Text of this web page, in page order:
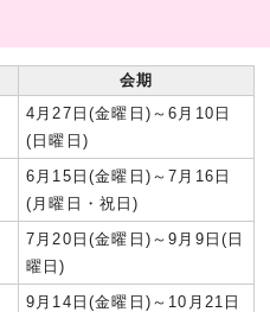
会期
4月27日(金曜日)～6月10日
(日曜日)
6月15日(金曜日)～7月16日
(月曜日・祝日)
7月20日(金曜日)～9月9日(日
曜日)
9月14日(金曜日)～10月21日